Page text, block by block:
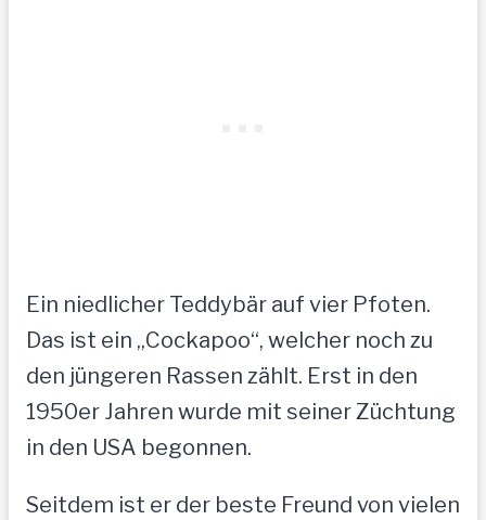
Ein niedlicher Teddybär auf vier Pfoten.
Das ist ein „Cockapoo“, welcher noch zu
den jüngeren Rassen zählt. Erst in den
1950er Jahren wurde mit seiner Züchtung
in den USA begonnen.
Seitdem ist er der beste Freund von vielen